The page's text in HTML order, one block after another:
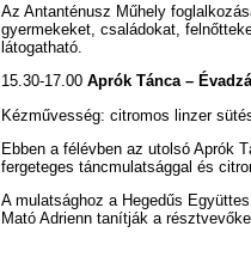
Az Antanténusz Műhely
gyermekeket, családokat,
látogatható.
15.30-17.00 Aprók Tánca –
Kézművesség: citromos linzer
Ebben a félévben az utolsó Aprók
fergeteges táncmulatsággal és
A mulatsághoz a Hegedűs
Mató Adrienn tanítják a